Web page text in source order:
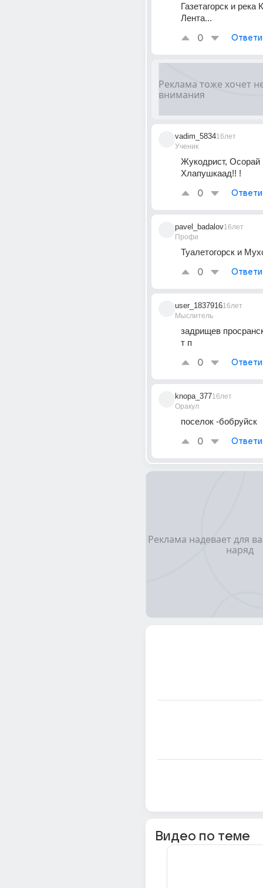
Газетагорск и река
Лента...
0
vadim_5834
Ученик
16лет
Жукодрист, Осорай
Хлапушкаад!! !
0
pavel_badalov
Профи
16лет
Туалетогорск и
0
user_1837916
Мыслитель
16лет
задрищев
т п
0
knopa_377
Оракул
16лет
поселок -бобруйск
0
Видео по теме